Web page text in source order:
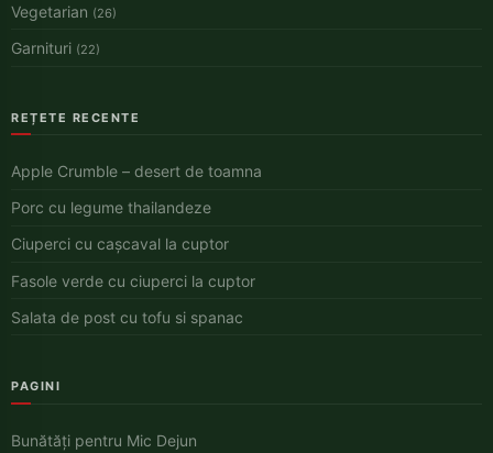
Vegetarian (26)
Garnituri (22)
REȚETE RECENTE
Apple Crumble – desert de toamna
Porc cu legume thailandeze
Ciuperci cu cașcaval la cuptor
Fasole verde cu ciuperci la cuptor
Salata de post cu tofu si spanac
PAGINI
Bunătăți pentru Mic Dejun